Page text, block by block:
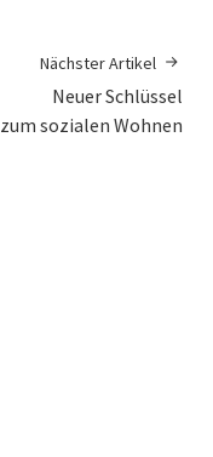
Nächster Artikel
Neuer Schlüssel
zum sozialen Wohnen